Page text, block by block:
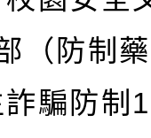
（防制
騙防制